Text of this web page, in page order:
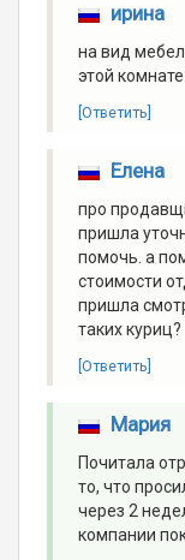
ирина
на вид
этой
[Ответить]
Елена
про
пришла
помочь. а
стоимости
пришла
таких куриц?
[Ответить]
Мария
Почитала
то, что
через 2
компании